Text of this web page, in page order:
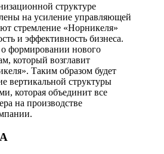
структуре
на усиление управляющей
стремление «Норникеля»
и эффективность бизнеса.
формировании нового
который возглавит
Таким образом будет
вертикальной структуры
которая объединит все
на производстве